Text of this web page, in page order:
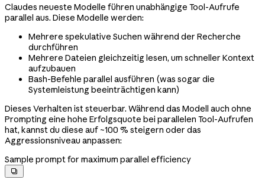
Claudes neueste Modelle führen unabhängige Tool-Aufrufe
parallel aus. Diese Modelle werden:
Mehrere spekulative Suchen während der Recherche
durchführen
Mehrere Dateien gleichzeitig lesen, um schneller Kontext
aufzubauen
Bash-Befehle parallel ausführen (was sogar die
Systemleistung beeinträchtigen kann)
Dieses Verhalten ist steuerbar. Während das Modell auch ohne
Prompting eine hohe Erfolgsquote bei parallelen Tool-Aufrufen
hat, kannst du diese auf ~100 % steigern oder das
Aggressionsniveau anpassen:
Sample prompt for maximum parallel efficiency
